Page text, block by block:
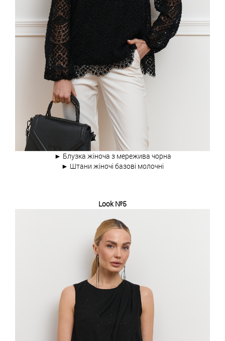
► Блузка жіноча з мережива чорна
► Штани жіночі базові молочні
Look №5